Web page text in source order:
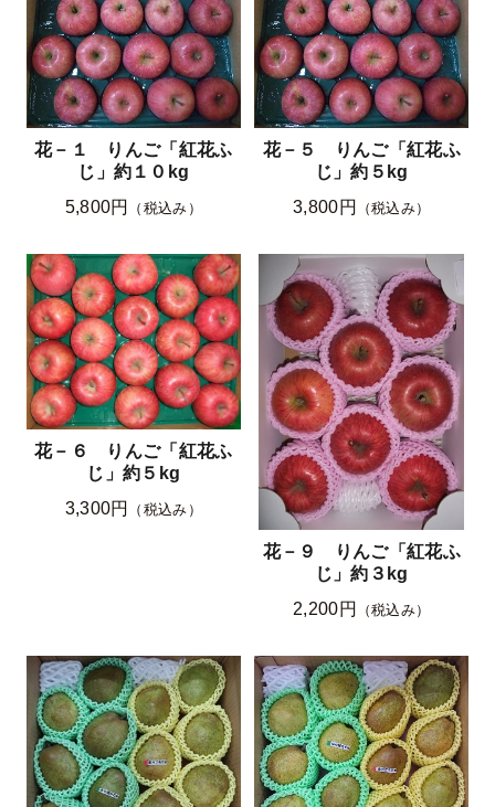
花－１ りんご「紅花ふ
じ」約１０kg
5,800円
（税込み）
花－５ りんご「紅花ふ
じ」約５kg
3,800円
（税込み）
花－６ りんご「紅花ふ
じ」約５kg
3,300円
（税込み）
花－９ りんご「紅花ふ
じ」約３kg
2,200円
（税込み）